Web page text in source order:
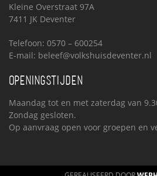
Kleine Overstraat 97A
7411 JK Deventer
Telefoon: 0570 – 600254
E-mail: beleef@volkshuisdeventer.nl
OPENINGSTIJDEN
Maandag tot en met zaterdag van
Zondag gesloten.
Op aanvraag open voor groepen en